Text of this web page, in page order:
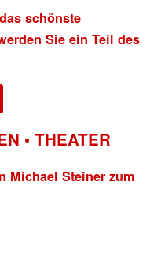
schönste
Sie ein Teil des
• THEATER
Michael Steiner zum